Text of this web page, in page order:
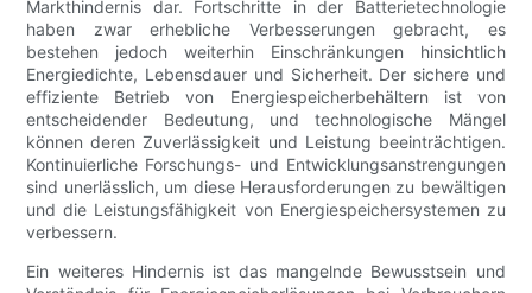
Markthindernis dar. Fortschritte in der Batterietechnologie
haben zwar erhebliche Verbesserungen gebracht, es
bestehen jedoch weiterhin Einschränkungen hinsichtlich
Energiedichte, Lebensdauer und Sicherheit. Der sichere und
effiziente Betrieb von Energiespeicherbehältern ist von
entscheidender Bedeutung, und technologische Mängel
können deren Zuverlässigkeit und Leistung beeinträchtigen.
Kontinuierliche Forschungs- und Entwicklungsanstrengungen
sind unerlässlich, um diese Herausforderungen zu bewältigen
und die Leistungsfähigkeit von Energiespeichersystemen zu
verbessern.
Ein weiteres Hindernis ist das mangelnde Bewusstsein und